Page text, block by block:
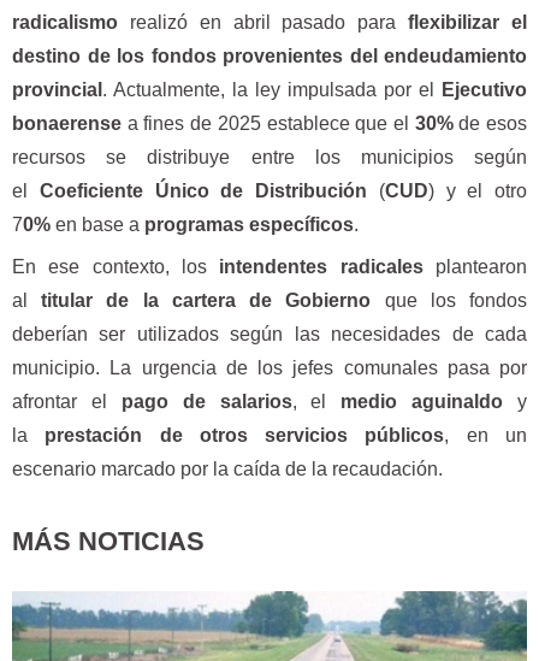
radicalismo realizó en abril pasado para flexibilizar el
destino de los fondos provenientes del endeudamiento
provincial . Actualmente, la ley impulsada por el
Ejecutivo
bonaerense a fines de 2025 establece que el 30%de esos
recursos se distribuye entre los municipios según
el Coeficiente Único de Distribución (CUD) y el otro
70% en base a programas específicos.
En ese contexto, los intendentes radicalesplantearon
altitular de la cartera de Gobierno que los fondos
deberían ser utilizados según las necesidades de cada
municipio. La urgencia de los jefes comunales pasa por
afrontar el pago de salarios, el medio aguinaldo y
la prestación de otros servicios públicos, en un
escenario marcado por la caída de la recaudación.
MÁS NOTICIAS